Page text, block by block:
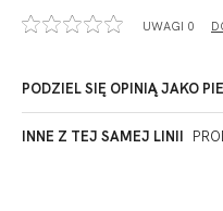
90-057
Polska
ADRES PUNKTU
UWAGI 0
PODZIEL SIĘ OPINIĄ JAKO
Miałeś już kontakt z
INNE Z TEJ SAMEJ LINII